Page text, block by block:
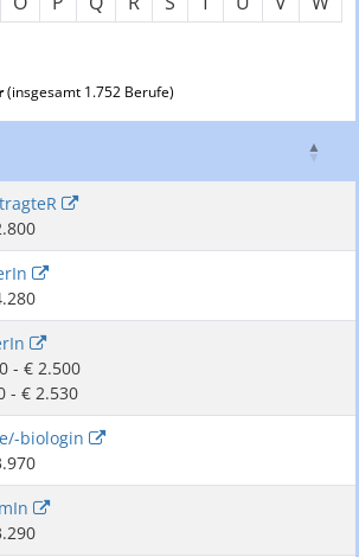
(insgesamt 1.752 Berufe)
- € 2.500
- € 2.530
biologin